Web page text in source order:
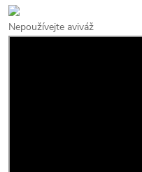
Nepoužívejte aviváž